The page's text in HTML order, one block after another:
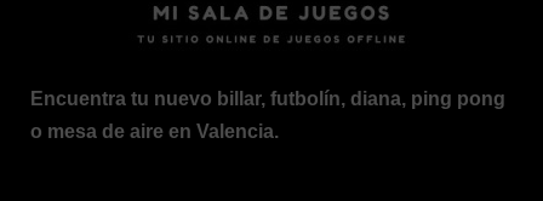
Encuentra tu nuevo billar, futbolín, diana, ping pong
o mesa de aire en Valencia.